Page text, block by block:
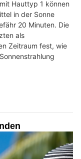
Hauttyp 1 können
in der Sonne
20 Minuten. Die
als
Zeitraum fest, wie